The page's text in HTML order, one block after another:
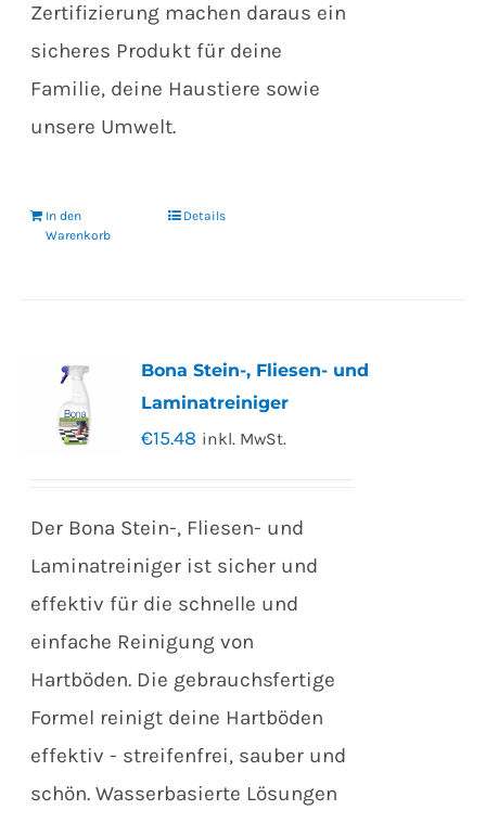
Zertifizierung machen daraus ein
sicheres Produkt für deine
Familie, deine Haustiere sowie
unsere Umwelt.
In den
Warenkorb
Details
Bona Stein-, Fliesen- und
Laminatreiniger
€15.48 inkl. MwSt.
Der Bona Stein-, Fliesen- und
Laminatreiniger ist sicher und
effektiv für die schnelle und
einfache Reinigung von
Hartböden. Die gebrauchsfertige
Formel reinigt deine Hartböden
effektiv - streifenfrei, sauber und
schön. Wasserbasierte Lösungen